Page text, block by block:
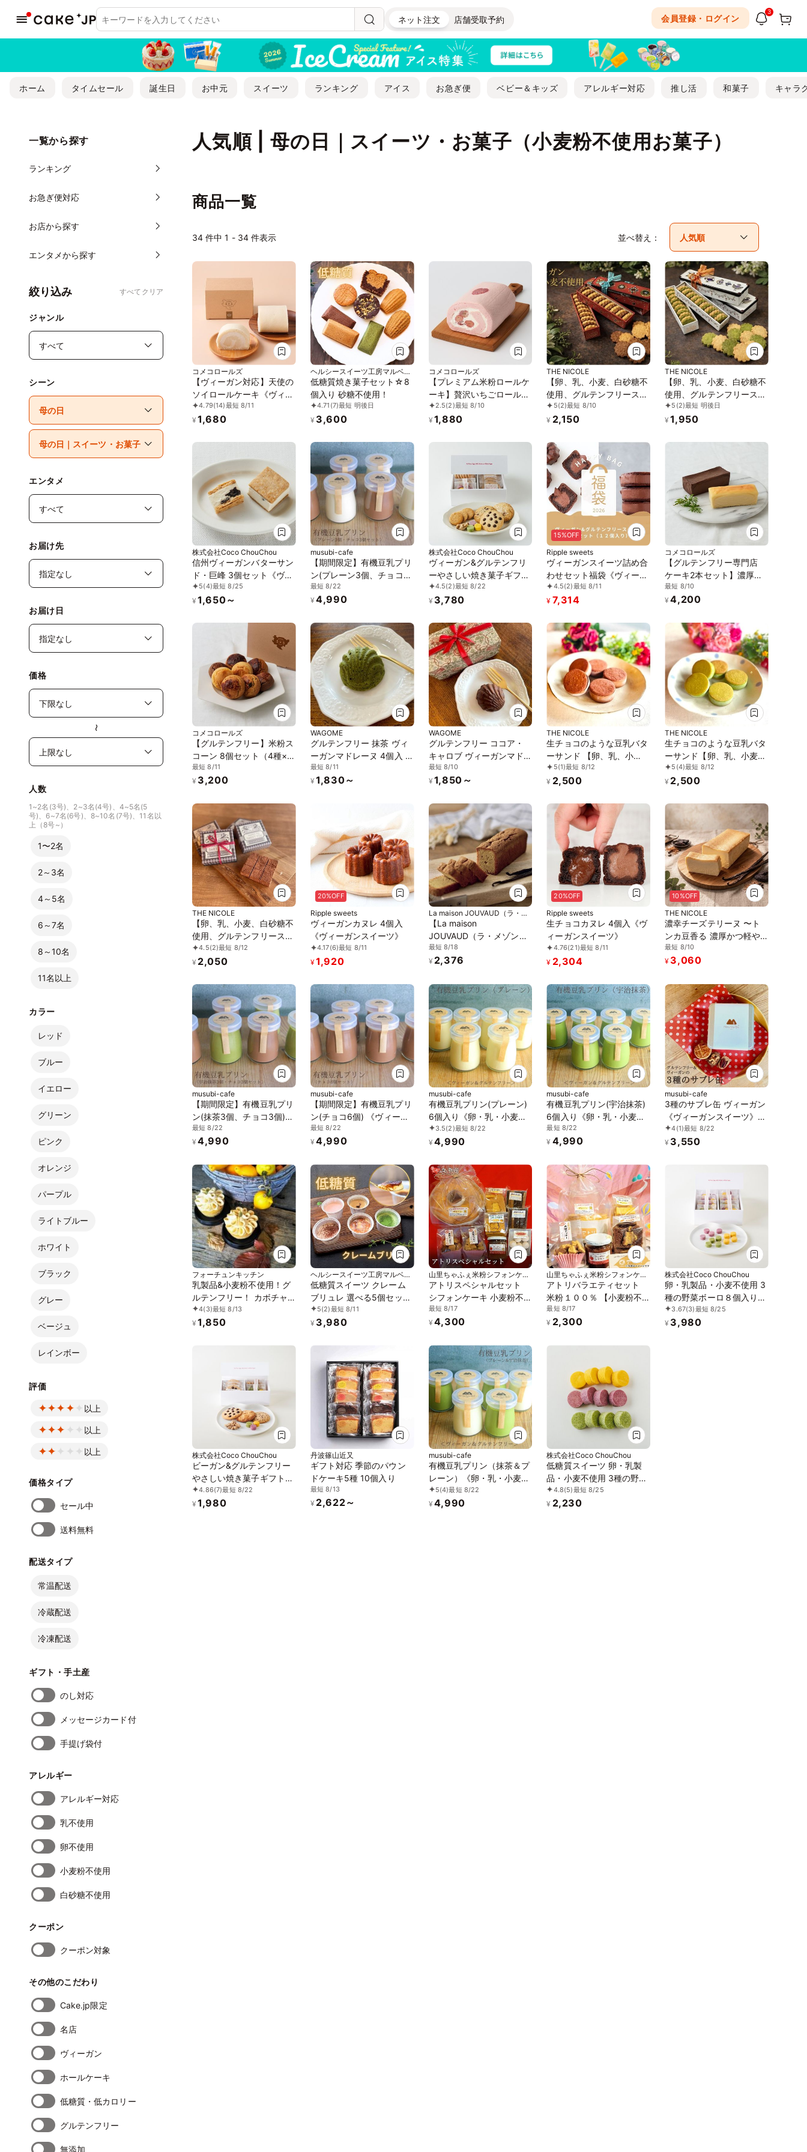
ネット注文 店舗受取予約 会員登録・ログイン
3
ホーム タイムセール 誕生日 お中元 スイーツ ランキング アイス お急ぎ便 ベビー＆キッズ アレルギー対応 推し活 和菓子 キャラ
人気順 | 母の日｜スイーツ・お菓子（小麦粉不使用お菓子）
一覧から探す
ランキング
お急ぎ便対応
お店から探す
エンタメから探す
絞り込み すべてクリア
ジャンル
シーン
エンタメ
お届け先
お届け日
価格
〜
人数
1~2名(3号)、2~3名(4号)、4~5名(5
号)、6~7名(6号)、8~10名(7号)、11名以
上（8号~）
1〜2名
2～3名
4～5名
6～7名
8～10名
11名以上
カラー
レッド
ブルー
イエロー
グリーン
ピンク
オレンジ
パープル
ライトブルー
ホワイト
ブラック
グレー
ベージュ
レインボー
評価
以上
以上
以上
価格タイプ
セール中
送料無料
配送タイプ
常温配送
冷蔵配送
冷凍配送
ギフト・手土産
のし対応
メッセージカード付
手提げ袋付
アレルギー
アレルギー対応
乳不使用
卵不使用
小麦粉不使用
白砂糖不使用
クーポン
クーポン対象
その他のこだわり
Cake.jp限定
名店
ヴィーガン
ホールケーキ
低糖質・低カロリー
グルテンフリー
無添加
商品一覧
34 件中 1 - 34 件表示 並べ替え：
コメコロールズ
【ヴィーガン対応】天使の
ソイロールケーキ《ヴィー
ガンスイーツ》《グルテン
フリー》
4.79(14)最短 8/11
¥ 1,680
ヘルシースイーツ工房マルベリ
ー
低糖質焼き菓子セット☆8
個入り 砂糖不使用！
4.71 (7)最短 明後日
¥ 3,600
コメコロールズ
【プレミアム米粉ロールケ
ーキ】贅沢いちごロール
グルテンフリー
2.5(2)最短 8/10
¥ 1,880
THE NICOLE
【卵、乳、小麦、白砂糖不
使用、グルテンフリースイ
ーツ】ボタニカルサブレ
カカオ、黒糖バニラサブレ
ンスイーツ》 《無添加》
《アレルギー配慮》
5(2)最短 8/10
¥ 2,150
THE NICOLE
【卵、乳、小麦、白砂糖不
使用、グルテンフリースイ
ーツ】ボタニカルサブレ
京抹茶、黒糖バニラサブレ
ンスイーツ》《無添加》
5 (2)最短 明後日
¥ 1,950
株式会社Coco ChouChou
信州ヴィーガンバターサン
ド・巨峰 3個セット《ヴィ
ーガンスイーツ》《グルテ
ンフリー》
5(4)最短 8/25
¥ 1,650～
musubi-cafe
【期間限定】有機豆乳プリ
ン(プレーン3個、チョコ3
個) 《ヴィーガンスイー
ツ》《グルテンフリー》
最短 8/22
¥ 4,990
株式会社Coco ChouChou
ヴィーガン&グルテンフリ
ーやさしい焼き菓子ギフト
セット（中） ※卵、乳製
品、小麦粉、白砂糖不使用
《グルテンフリー》
4.5(2)最短 8/22
¥ 3,780
15%OFF
Ripple sweets
ヴィーガンスイーツ詰め合
わせセット福袋《ヴィーガ
ンスイーツ》
4.5(2)最短 8/11
¥ 7,314
コメコロールズ
【グルテンフリー専門店
ケーキ2本セット】濃厚し
っとりガトーショコラ & レ
モン香る NYチーズケーキ
最短 8/10
¥ 4,200
コメコロールズ
【グルテンフリー】米粉ス
コーン 8個セット（4種×2
個）《完全グルテンフリ
ー》
最短 8/11
¥ 3,200
WAGOME
グルテンフリー 抹茶 ヴィ
ーガンマドレーヌ 4個入 ア
レルギー対応《ヴィーガン
スイーツ》《グルテンフリ
最短 8/11
¥ 1,830～
WAGOME
グルテンフリー ココア・
キャロブ ヴィーガンマド
レーヌ 4個入 アレルギー対
応《ヴィーガンスイーツ》
最短 8/10
¥ 1,850～
THE NICOLE
生チョコのような豆乳バタ
ーサンド 【卵、乳、小
麦、白砂糖不使用、グルテ
ンフリースイーツ】ボタニ
ーガンスイーツ》《無添
加》《アレルギー配慮》
5(1)最短 8/12
¥ 2,500
THE NICOLE
生チョコのような豆乳バタ
ーサンド【卵、乳、小麦、
白砂糖不使用、グルテンフ
リースイーツ】ボタニカル
ィーガンスイーツ・ヴィー
ガンケーキ》《無添加》
《アレルギー配慮》
5 (4)最短 8/12
¥ 2,500
THE NICOLE
【卵、乳、小麦、白砂糖不
使用、グルテンフリースイ
ーツ】ボタニカルショコラ
京豆腐生チョコ 《ヴィー
ケーキ》《無添加》《アレ
ルギー配慮》
4.5(2)最短 8/12
¥ 2,050
20%OFF
Ripple sweets
ヴィーガンカヌレ 4個入
《ヴィーガンスイーツ》
4.17(6)最短 8/11
¥1,920
La maison JOUVAUD（ラ・メ
ゾン・ジュヴォー）
【La maison
JOUVAUD（ラ・メゾン・
ジュヴォー）】ケークヴァ
ニーユ
最短 8/18
¥ 2,376
20%OFF
Ripple sweets
生チョコカヌレ 4個入《ヴ
ィーガンスイーツ》
4.76(21)最短 8/11
¥ 2,304
10%OFF
THE NICOLE
濃幸チーズテリーヌ 〜ト
ンカ豆香る 濃厚かつ軽や
かなチーズテリーヌ〜 グ
ルテンフリー
最短 8/10
¥ 3,060
musubi-cafe
【期間限定】有機豆乳プリ
ン(抹茶3個、チョコ3個)
《ヴィーガンスイーツ》
《グルテンフリー》
最短 8/22
¥ 4,990
musubi-cafe
【期間限定】有機豆乳プリ
ン(チョコ6個) 《ヴィーガ
ンスイーツ》《グルテンフ
リー》
最短 8/22
¥ 4,990
musubi-cafe
有機豆乳プリン(プレーン)
6個入り《卵・乳・小麦・
白砂糖不使用》《ヴィーガ
ンスイーツ》《グルテンフ
3.5(2)最短 8/22
¥ 4,990
musubi-cafe
有機豆乳プリン(宇治抹茶)
6個入り《卵・乳・小麦・
白砂糖不使用》《ヴィーガ
ンスイーツ》《グルテンフ
ギー配慮》
最短 8/22
¥ 4,990
musubi-cafe
3種のサブレ缶 ヴィーガン
《ヴィーガンスイーツ》
《グルテンフリー》《アレ
ルギー配慮》
4(1)最短 8/22
¥ 3,550
フォーチュンキッチン
乳製品&小麦粉不使用！グ
ルテンフリー！ カボチャ
のチーズケーキ 2個セット
《ヴィーガンスイーツ》
4(3)最短 8/13
¥ 1,850
ヘルシースイーツ工房マルベリ
ー
低糖質スイーツ クレーム
ブリュレ 選べる5個セット
「アイス 2026」「お中元
2026」
5(2)最短 8/11
¥ 3,980
山里ちゃふぇ米粉シフォンケー
キの店 アトリ
アトリスペシャルセット
シフォンケーキ 小麦粉不
使用 米粉
最短 8/17
¥ 4,300
山里ちゃふぇ米粉シフォンケー
キの店 アトリ
アトリバラエティセット
米粉１００％ 【小麦粉不
使用】シフォンケーキ１個
ジャム ラスク 米粉クッキ
最短 8/17
¥ 2,300
株式会社Coco ChouChou
卵・乳製品・小麦不使用 3
種の野菜ボーロ８個入り
《ヴィーガンスイーツ》
《グルテンフリー》
3.67(3)最短 8/25
¥ 3,980
株式会社Coco ChouChou
ビーガン&グルテンフリー
やさしい焼き菓子ギフト
（小） ※卵、乳製品、小麦
粉、白砂糖不使用 《ヴィ
4.86(7)最短 8/22
¥ 1,980
丹波篠山近又
ギフト対応 季節のパウン
ドケーキ5種 10個入り
最短 8/13
¥ 2,622～
musubi-cafe
有機豆乳プリン（抹茶＆プ
レーン）《卵・乳・小麦・
白砂糖不使用》《ヴィーガ
ンスイーツ》《グルテンフ
5(4)最短 8/22
¥ 4,990
株式会社Coco ChouChou
低糖質スイーツ 卵・乳製
品・小麦不使用 3種の野菜
ボーロ 4個セット《ヴィー
ガンスイーツ》《グルテン
4.8(5)最短 8/25
¥ 2,230